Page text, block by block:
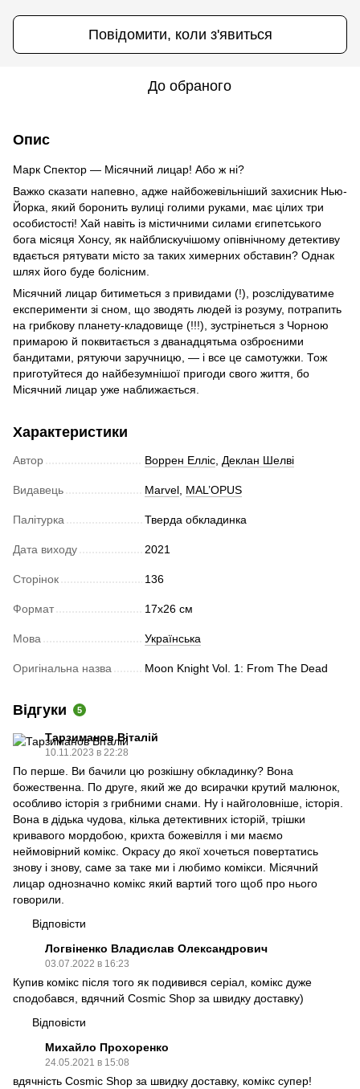
Повідомити, коли з'явиться
До обраного
Опис
Марк Спектор — Місячний лицар! Або ж ні?
Важко сказати напевно, адже найбожевільніший захисник Нью-
Йорка, який боронить вулиці голими руками, має цілих три
особистості! Хай навіть із містичними силами єгипетського
бога місяця Хонсу, як найблискучішому опівнічному детективу
вдається рятувати місто за таких химерних обставин? Однак
шлях його буде болісним.
Місячний лицар битиметься з привидами (!), розслідуватиме
експерименти зі сном, що зводять людей із розуму, потрапить
на грибкову планету-кладовище (!!!), зустрінеться з Чорною
примарою й поквитається з дванадцятьма озброєними
бандитами, рятуючи заручницю, — і все це самотужки. Тож
приготуйтеся до найбезумнішої пригоди свого життя, бо
Місячний лицар уже наближається.
Характеристики
Автор Воррен Елліс, Деклан Шелві
Видавець Marvel, MAL’OPUS
Палітурка Тверда обкладинка
Дата виходу 2021
Сторінок 136
Формат 17х26 см
Мова Українська
Оригінальна назва Moon Knight Vol. 1: From The Dead
Відгуки 5
Тарзиманов Віталій
10.11.2023 в 22:28
По перше. Ви бачили цю розкішну обкладинку? Вона
божественна. По друге, який же до всирачки крутий малюнок,
особливо історія з грибними снами. Ну і найголовніше, історія.
Вона в дідька чудова, кілька детективних історій, трішки
кривавого мордобою, крихта божевілля і ми маємо
неймовірний комікс. Окрасу до якої хочеться повертатись
знову і знову, саме за таке ми і любимо комікси. Місячний
лицар однозначно комікс який вартий того щоб про нього
говорили.
Відповісти
Логвіненко Владислав Олександрович
03.07.2022 в 16:23
Купив комікс після того як подивився серіал, комікс дуже
сподобався, вдячний Cosmic Shop за швидку доставку)
Відповісти
Михайло Прохоренко
24.05.2021 в 15:08
вдячність Сosmic Shop за швидку доставку, комікс супер!